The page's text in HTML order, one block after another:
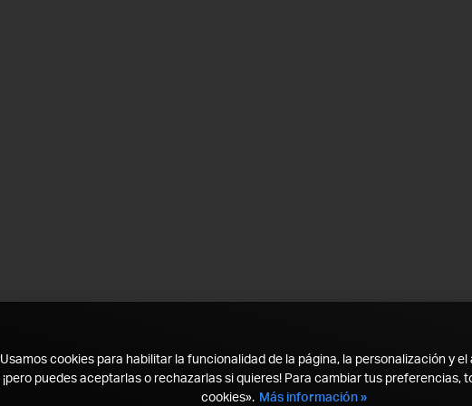
Usamos cookies para habilitar la funcionalidad de la página, la personalización y el
¡pero puedes aceptarlas o rechazarlas si quieres! Para cambiar tus preferencias,
cookies». Más información »